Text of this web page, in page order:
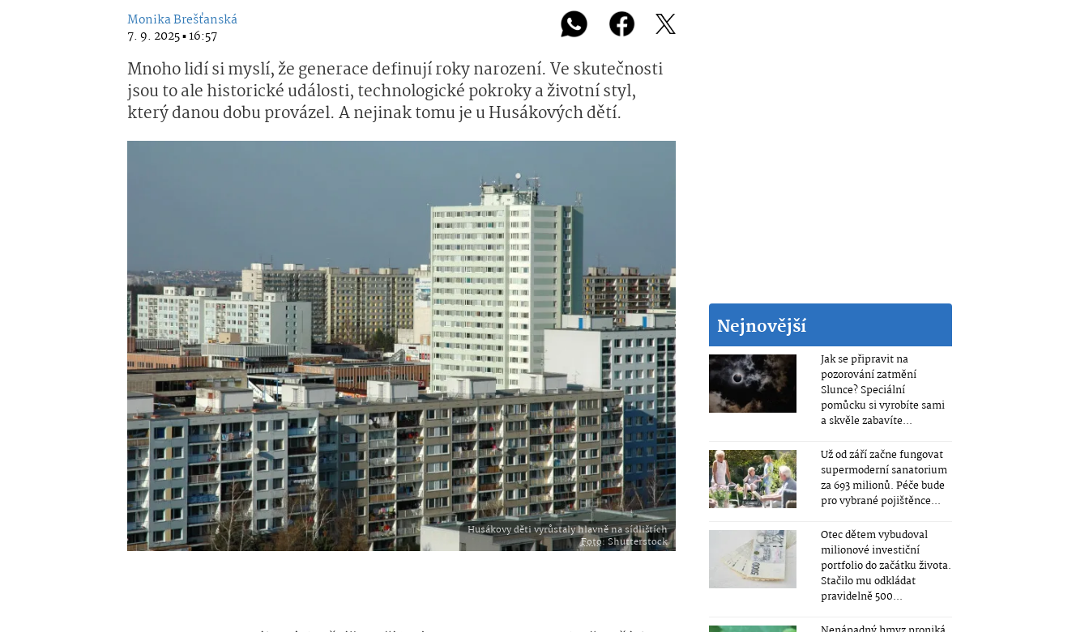
Monika Brešťanská
7. 9. 2025 ▪ 16:57
Mnoho lidí si myslí, že generace definují roky narození. Ve skutečnosti
jsou to ale historické události, technologické pokroky a životní styl,
který danou dobu provázel. A nejinak tomu je u Husákových dětí.
Husákovy děti vyrůstaly hlavně na sídlištích
Foto: Shutterstock
Nejnovější
Jak se připravit na
pozorování zatmění
Slunce? Speciální
pomůcku si vyrobíte sami
a skvěle zabavíte...
Už od září začne fungovat
supermoderní sanatorium
za 693 milionů. Péče bude
pro vybrané pojištěnce...
Otec dětem vybudoval
milionové investiční
portfolio do začátku života.
Stačilo mu odkládat
pravidelně 500...